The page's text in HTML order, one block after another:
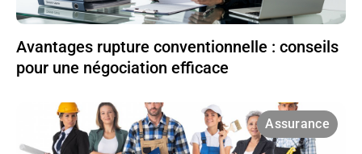
Avantages rupture conventionnelle : conseils
pour une négociation efficace
Assurance